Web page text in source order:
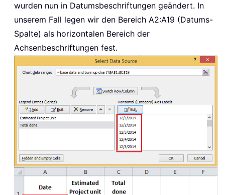
wurden nun in Datumsbeschriftungen geändert. In
unserem Fall legen wir den Bereich A2:A19 (Datums-
Spalte) als horizontalen Bereich der
Achsenbeschriftungen fest.